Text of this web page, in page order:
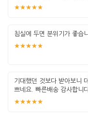
★★★★★
침실에 두면 분위기가 좋습
★★★★★
기대했던 것보다 받아보니
쁘네요. 빠른배송 감사합니
★★★★★